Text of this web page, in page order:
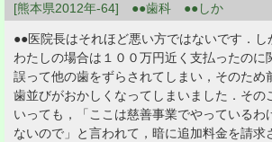
[熊本県2012年-64] ●●歯科 ●●しか
●●医院長はそれほど悪い方ではないです．し
わたしの場合は１００万円近く支払ったのに
誤って他の歯をずらされてしまい，そのため
歯並びがおかしくなってしまいました．その
いっても，「ここは慈善事業でやっているわ
ないので」と言われて，暗に追加料金を請求